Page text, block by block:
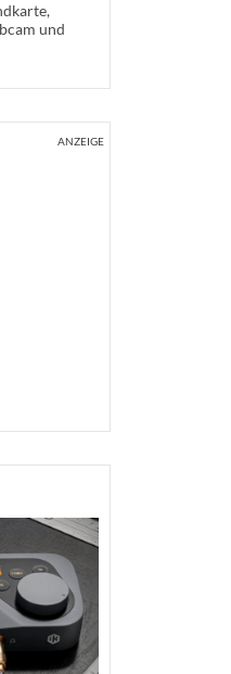
und
ANZEIGE